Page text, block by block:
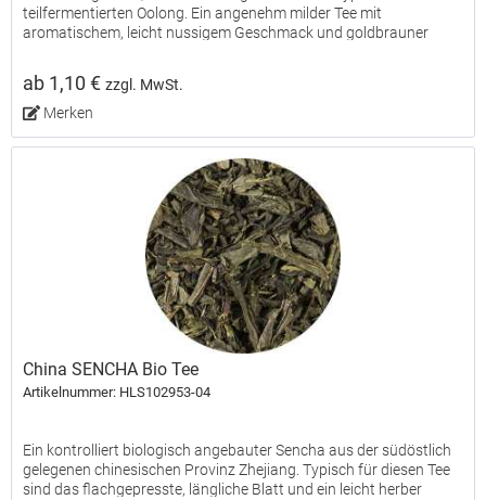
teilfermentierten Oolong. Ein angenehm milder Tee mit
aromatischem, leicht nussigem Geschmack und goldbrauner
ab 1,10 €zzgl. MwSt.
Merken
China SENCHA Bio Tee
Artikelnummer: HLS102953-04
Ein kontrolliert biologisch angebauter Sencha aus der südöstlich
gelegenen chinesischen Provinz Zhejiang. Typisch für diesen Tee
sind das flachgepresste, längliche Blatt und ein leicht herber